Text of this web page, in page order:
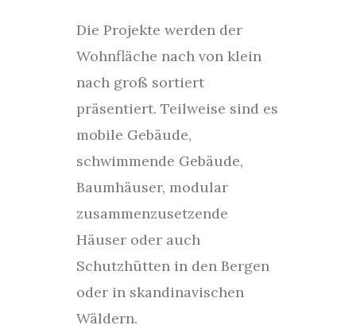
Die Projekte werden der
Wohnfläche nach von klein
nach groß sortiert
präsentiert. Teilweise sind es
mobile Gebäude,
schwimmende Gebäude,
Baumhäuser, modular
zusammenzusetzende
Häuser oder auch
Schutzhütten in den Bergen
oder in skandinavischen
Wäldern.